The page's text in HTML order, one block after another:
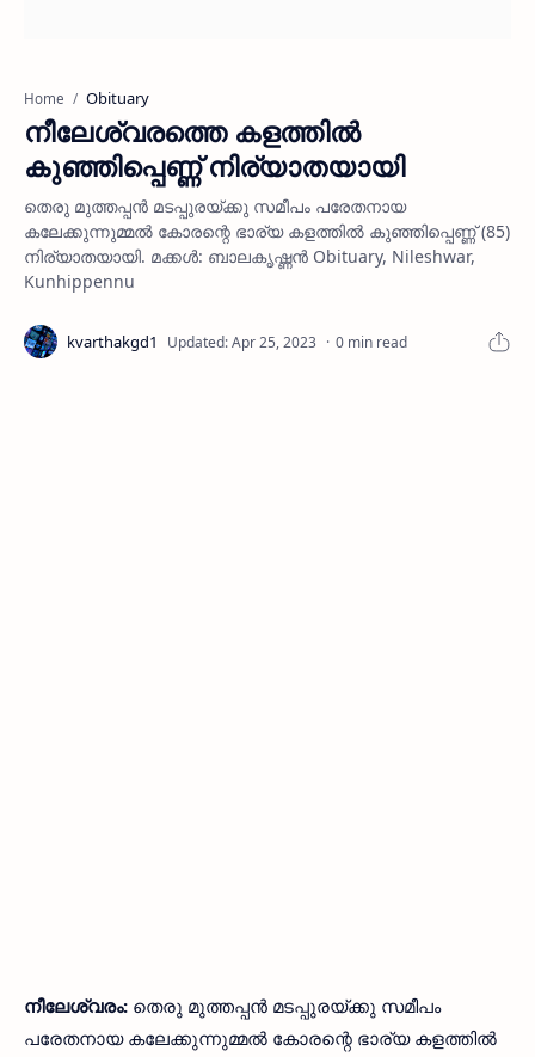
Home Obituary
നീലേശ്വരത്തെ കളത്തില്‍
കുഞ്ഞിപ്പെണ്ണ് നിര്യാതയായി
തെരു മുത്തപ്പന്‍ മടപ്പുരയ്ക്കു സമീപം പരേതനായ
കലേക്കുന്നുമ്മല്‍ കോരന്റെ ഭാര്യ കളത്തില്‍ കുഞ്ഞിപ്പെണ്ണ് (85)
നിര്യാതയായി. മക്കള്‍: ബാലകൃഷ്ണന്‍ Obituary, Nileshwar,
Kunhippennu
0 min read
നീലേശ്വരം: തെരു മുത്തപ്പന്‍ മടപ്പുരയ്ക്കു സമീപം
പരേതനായ കലേക്കുന്നുമ്മല്‍ കോരന്റെ ഭാര്യ കളത്തില്‍